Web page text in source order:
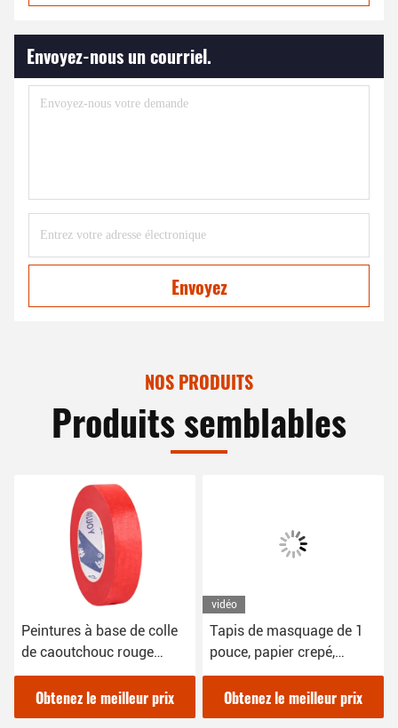
Envoyez-nous un courriel.
Envoyez
NOS PRODUITS
Produits semblables
Peintures à base de colle
de caoutchouc rouge
bande adhésive
masquante 12 mm pour
automobile
Obtenez le meilleur prix
vidéo
Tapis de masquage de 1
pouce, papier crepé,
découpage
Obtenez le meilleur prix